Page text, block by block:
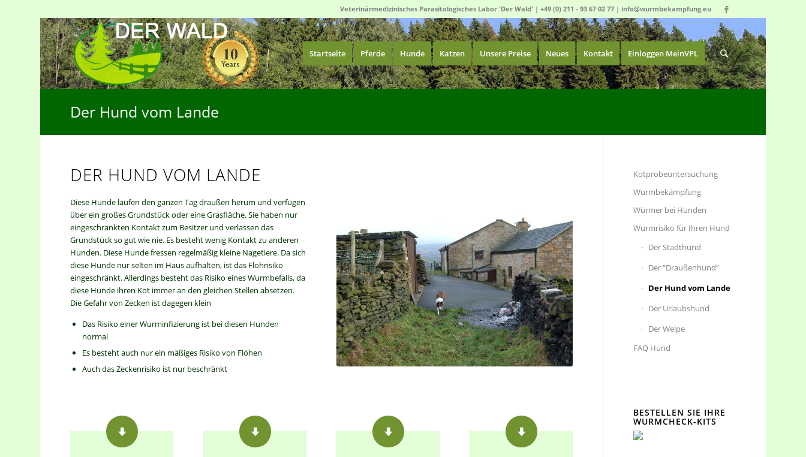
Veterinärmedizinisches Parasitologisches Labor 'Der Wald' | +49 (0) 211 - 93 67 02 77| info@wurmbekampfung.eu
Startseite Pferde Hunde Katzen Unsere Preise Neues Kontakt Einloggen MeinVPL
Der Hund vom Lande
DER HUND VOM LANDE
Diese Hunde laufen den ganzen Tag draußen herum und verfügen
über ein großes Grundstück oder eine Grasfläche. Sie haben nur
eingeschränkten Kontakt zum Besitzer und verlassen das
Grundstück so gut wie nie. Es besteht wenig Kontakt zu anderen
Hunden. Diese Hunde fressen regelmäßig kleine Nagetiere. Da sich
diese Hunde nur selten im Haus aufhalten, ist das Flohrisiko
eingeschränkt. Allerdings besteht das Risiko eines Wurmbefalls, da
diese Hunde ihren Kot immer an den gleichen Stellen absetzen.
Die Gefahr von Zecken ist dagegen klein
Das Risiko einer Wurminfizierung ist bei diesen Hunden
normal
Es besteht auch nur ein mäßiges Risiko von Flöhen
Auch das Zeckenrisiko ist nur beschränkt
Kotprobeuntersuchung
Wurmbekämpfung
Würmer bei Hunden
Wurmrisiko für Ihren Hund
Der Stadthund
Der “Draußenhund”
Der Hund vom Lande
Der Urlaubshund
Der Welpe
FAQ Hund
BESTELLEN SIE IHRE
WURMCHECK-KITS